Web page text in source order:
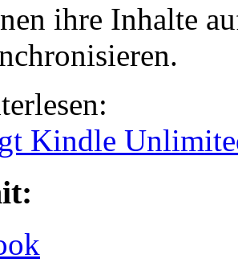
ihre Inhalte
Kindle